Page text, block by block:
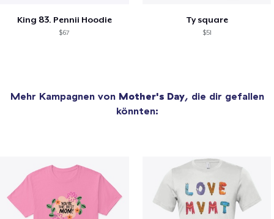
King 83. Pennii Hoodie
$67
Ty square
$51
Mehr Kampagnen von Mother's Day, die dir gefallen
könnten: